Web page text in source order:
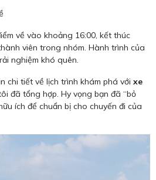
về vào khoảng 16:00, kết thúc
viên trong nhóm. Hành trình của
nghiệm khó quên.
chi tiết về lịch trình khám phá với xe
đã tổng hợp. Hy vọng bạn đã “bỏ
ích để chuẩn bị cho chuyến đi của